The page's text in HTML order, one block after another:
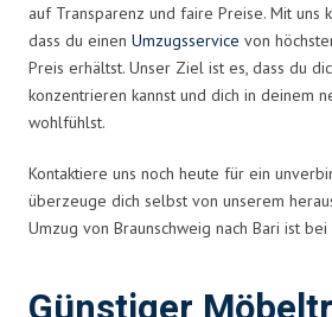
auf Transparenz und faire Preise. Mit uns
dass du einen Umzugsservice von
Preis erhältst. Unser Ziel ist es, dass du
konzentrieren kannst und dich in deinem
wohlfühlst.
Kontaktiere uns noch heute für ein
überzeuge dich selbst von unserem
Umzug von Braunschweig nach Bari ist